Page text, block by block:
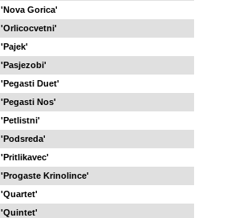
'Nova Gorica'
'Orlicocvetni'
'Pajek'
'Pasjezobi'
'Pegasti Duet'
'Pegasti Nos'
'Petlistni'
'Podsreda'
'Pritlikavec'
'Progaste Krinolince'
'Quartet'
'Quintet'